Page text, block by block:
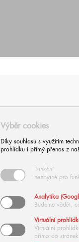
Výběr cookies
Díky souhlasu s využitím
prohlídku i přímý přenos z
Funkční
nezbytné pro
Analytika
Budeme vědět,
Virtuální
Virtuální
přímo do stránek